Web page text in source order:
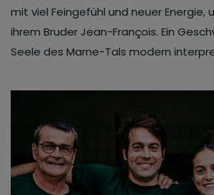
mit viel Feingefühl und neuer
ihrem Bruder Jean-François. Ein
Seele des Marne-Tals modern